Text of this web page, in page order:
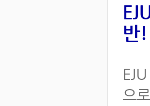
반
으